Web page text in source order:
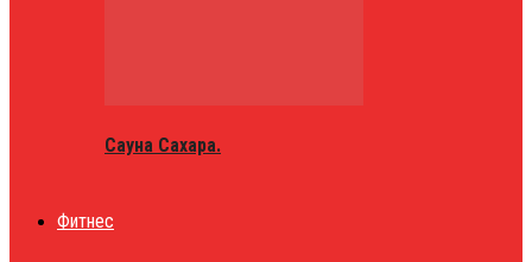
Сауна Сахара.
Фитнес